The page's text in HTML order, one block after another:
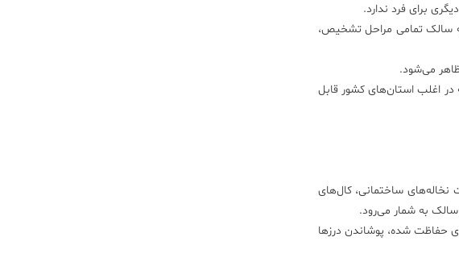
برای فرد ندارد.
سالک تمامی مراحل تشخیص،
می‌شود.
در اغلب استان‌های کشور قابل
ساختمانی، کال‌های
به شمار می‌رود.
حفاظت شده، پوشاندن درز‌ها